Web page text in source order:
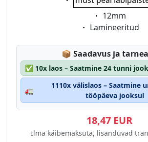
Eigenschaft:
12mm
Eigenschaft:
Lamineeritud
📦 Lagerstatus:
Saadavus ja
✅ 10x laos – Saatmine 24 tunni
🚛
1110x välislaos – Saatmine
tööpäeva jooksul
18,47 EUR
Ilma käibemaksuta, lisanduvad